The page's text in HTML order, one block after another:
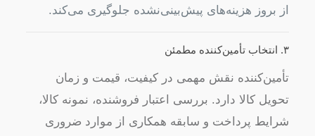
از بروز هزینه‌های پیش‌بینی‌نشده جلوگیری می‌کند.
۳. انتخاب تأمین‌کننده مطمئن
تأمین‌کننده نقش مهمی در کیفیت، قیمت و زمان
تحویل کالا دارد. بررسی اعتبار فروشنده، نمونه کالا،
شرایط پرداخت و سابقه همکاری از موارد ضروری